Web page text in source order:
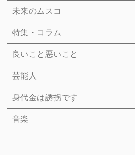
未来のムスコ
特集・コラム
良いこと悪いこと
芸能人
身代金は誘拐です
音楽